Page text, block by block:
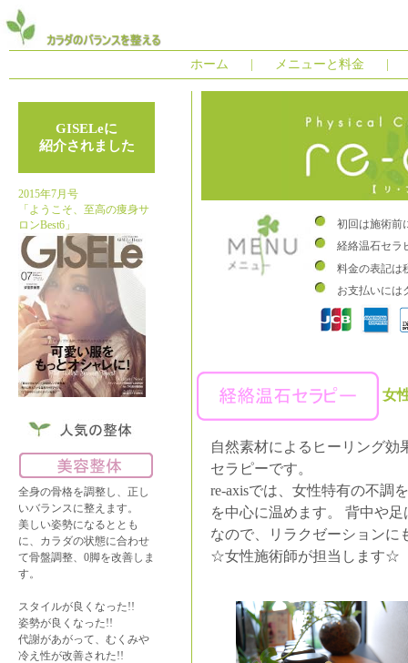
ホーム メニューと料金
初回は施術前
経絡温石セラ
料金の表記は
お支払いには
女
自然素材によるヒーリング効
セラピーです。
re-axisでは、女性特有の不調
を中心に温めます。 背中や
なので、リラクゼーションに
☆女性施術師が担当します☆
GISELeに
紹介されました
2015年7月号
「ようこそ、至高の痩身サ
ロンBest6」
全身の骨格を調整し、正し
いバランスに整えます。
美しい姿勢になるととも
に、カラダの状態に合わせ
て骨盤調整、0脚を改善しま
す。
スタイルが良くなった!!
姿勢が良くなった!!
代謝があがって、むくみや
冷え性が改善された!!